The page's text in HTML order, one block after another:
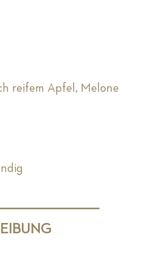
reifem Apfel, Melone